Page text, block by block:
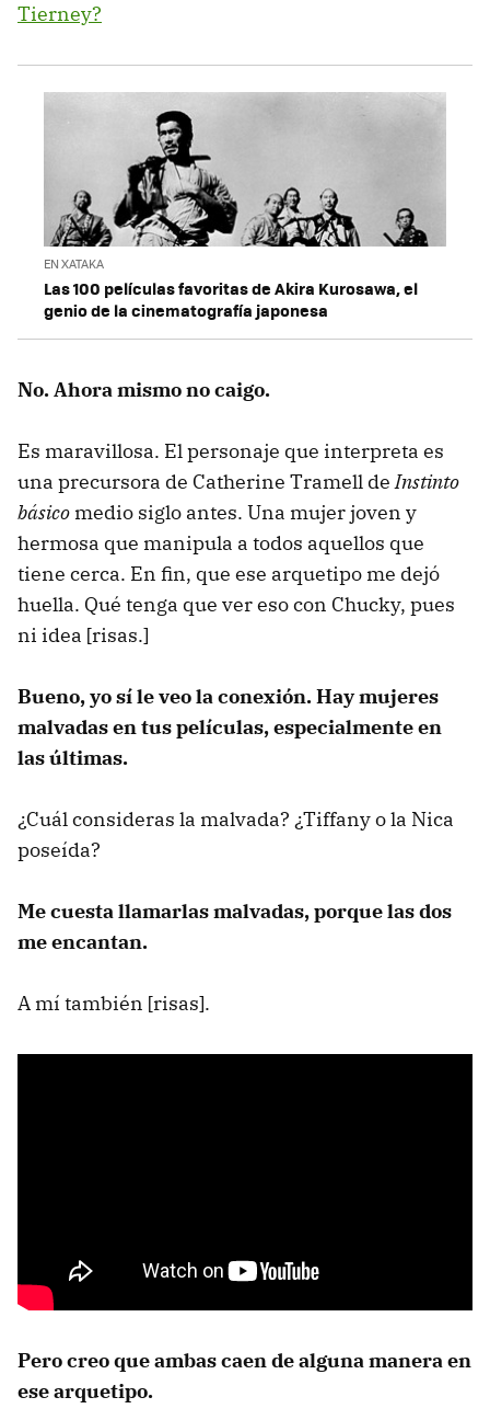
Tierney?
EN XATAKA
Las 100 películas favoritas de Akira Kurosawa, el
genio de la cinematografía japonesa
No. Ahora mismo no caigo.
Es maravillosa. El personaje que interpreta es
una precursora de Catherine Tramell deInstinto
básico medio siglo antes. Una mujer joven y
hermosa que manipula a todos aquellos que
tiene cerca. En fin, que ese arquetipo me dejó
huella. Qué tenga que ver eso con Chucky, pues
ni idea [risas.]
Bueno, yo sí le veo la conexión. Hay mujeres
malvadas en tus películas, especialmente en
las últimas.
¿Cuál consideras la malvada? ¿Tiffany o la Nica
poseída?
Me cuesta llamarlas malvadas, porque las dos
me encantan.
A mí también [risas].
Pero creo que ambas caen de alguna manera en
ese arquetipo.